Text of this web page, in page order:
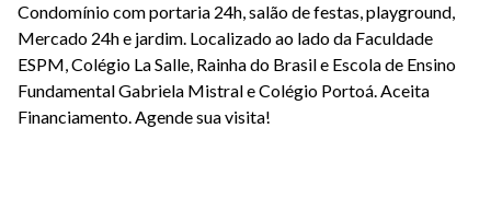
Condomínio com portaria 24h, salão de festas, playground,
Mercado 24h e jardim. Localizado ao lado da Faculdade
ESPM, Colégio La Salle, Rainha do Brasil e Escola de Ensino
Fundamental Gabriela Mistral e Colégio Portoá. Aceita
Financiamento. Agende sua visita!